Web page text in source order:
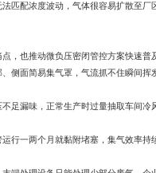
匹配浓度波动，气体很容易扩散至厂
，也推动微负压密闭管控方案快速普
侧面简易集气罩，气流抓不住瞬间挥
足漏味，正常生产时过量抽取车间冷
行一两个月就黏附堵塞，集气效率持